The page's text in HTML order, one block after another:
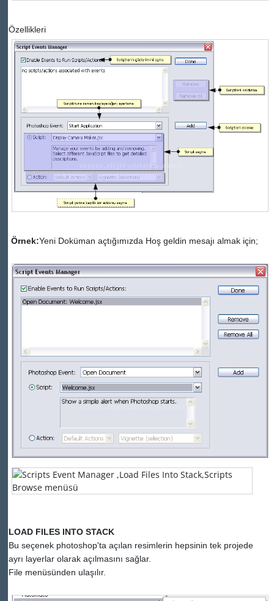
Özellikleri
Örnek:Yeni Doküman açtığımızda Hoş geldin mesajı almak için;
LOAD FILES INTO STACK
Bu seçenek photoshop'ta açılan resimlerin hepsinin tek projede
ayrı layerlar olarak açılmasını sağlar.
File menüsünden ulaşılır.